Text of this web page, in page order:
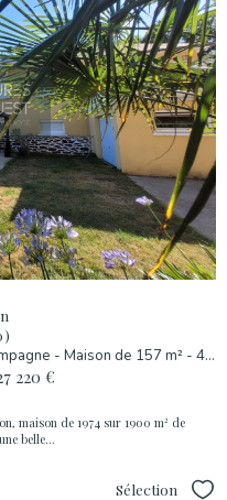
- Maison de 157 m² - 4...
220 €
maison de 1974 sur 1900 m² de
belle...
Sélection